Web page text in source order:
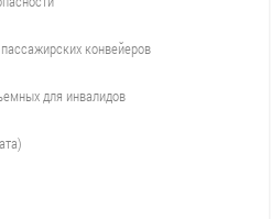
конвейеров
для инвалидов